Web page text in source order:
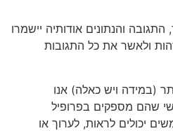
והנתונים אודותיה יישמרו
ולאשר את כל התגובות
(במידה ויש כאלה) אנו
שהם מספקים בפרופיל
יכולים לראות, לערוך או